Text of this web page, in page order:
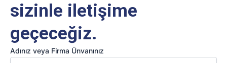
sizinle iletişime
geçeceğiz.
Adınız veya Firma Ünvanınız